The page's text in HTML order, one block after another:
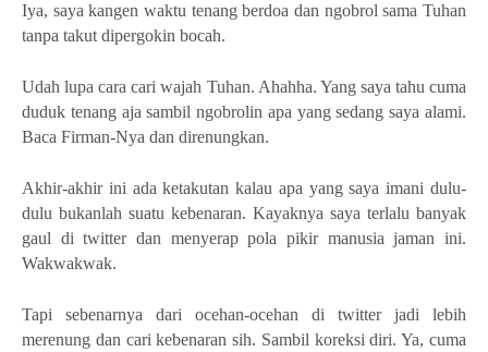
Iya, saya kangen waktu tenang berdoa dan ngobrol sama Tuhan
tanpa takut dipergokin bocah.
Udah lupa cara cari wajah Tuhan. Ahahha. Yang saya tahu cuma
duduk tenang aja sambil ngobrolin apa yang sedang saya alami.
Baca Firman-Nya dan direnungkan.
Akhir-akhir ini ada ketakutan kalau apa yang saya imani dulu-
dulu bukanlah suatu kebenaran. Kayaknya saya terlalu banyak
gaul di twitter dan menyerap pola pikir manusia jaman ini.
Wakwakwak.
Tapi sebenarnya dari ocehan-ocehan di twitter jadi lebih
merenung dan cari kebenaran sih. Sambil koreksi diri. Ya, cuma